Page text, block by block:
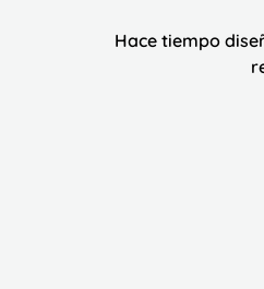
Hace tiempo